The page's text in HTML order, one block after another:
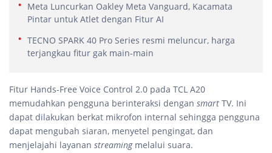
Meta Luncurkan Oakley Meta Vanguard, Kacamata
Pintar untuk Atlet dengan Fitur AI
TECNO SPARK 40 Pro Series resmi meluncur, harga
terjangkau fitur gak main-main
Fitur Hands-Free Voice Control 2.0 pada TCL A20
memudahkan pengguna berinteraksi dengan smart TV. Ini
dapat dilakukan berkat mikrofon internal sehingga pengguna
dapat mengubah siaran, menyetel pengingat, dan
menjelajahi layanan streaming melalui suara.